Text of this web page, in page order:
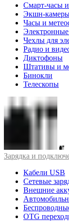
Смарт-часы
Экшн-
Часы и
Чехлы для
Радио и
Диктофоны
Штативы и
Бинокли
Телескопы
Зарядка и
Кабели USB
Сетевые
Внешние
OTG